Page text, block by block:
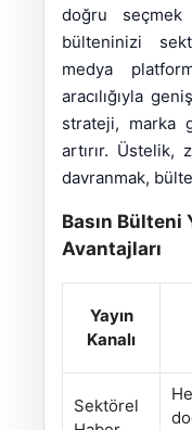
doğru
bülteninizi
medya
aracılığıyla
strateji, marka
artırır. Üstelik,
davranmak,
Basın Bülteni
Avantajları
Yayın
Kanalı
Sektörel